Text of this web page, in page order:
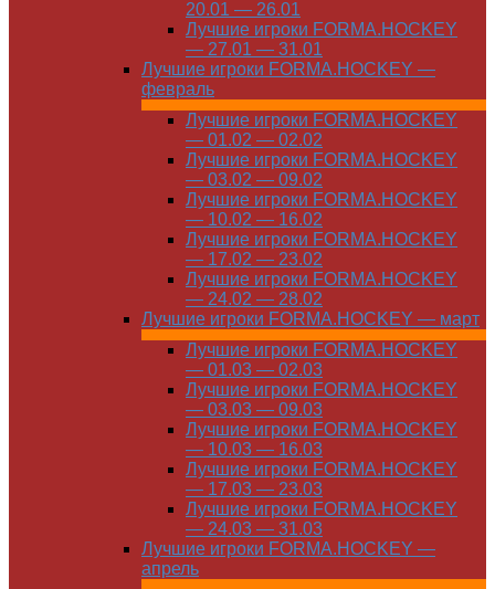
20.01 — 26.01
Лучшие игроки FORMA.HOCKEY
— 27.01 — 31.01
Лучшие игроки FORMA.HOCKEY —
февраль
Лучшие игроки FORMA.HOCKEY
— 01.02 — 02.02
Лучшие игроки FORMA.HOCKEY
— 03.02 — 09.02
Лучшие игроки FORMA.HOCKEY
— 10.02 — 16.02
Лучшие игроки FORMA.HOCKEY
— 17.02 — 23.02
Лучшие игроки FORMA.HOCKEY
— 24.02 — 28.02
Лучшие игроки FORMA.HOCKEY — март
Лучшие игроки FORMA.HOCKEY
— 01.03 — 02.03
Лучшие игроки FORMA.HOCKEY
— 03.03 — 09.03
Лучшие игроки FORMA.HOCKEY
— 10.03 — 16.03
Лучшие игроки FORMA.HOCKEY
— 17.03 — 23.03
Лучшие игроки FORMA.HOCKEY
— 24.03 — 31.03
Лучшие игроки FORMA.HOCKEY —
апрель